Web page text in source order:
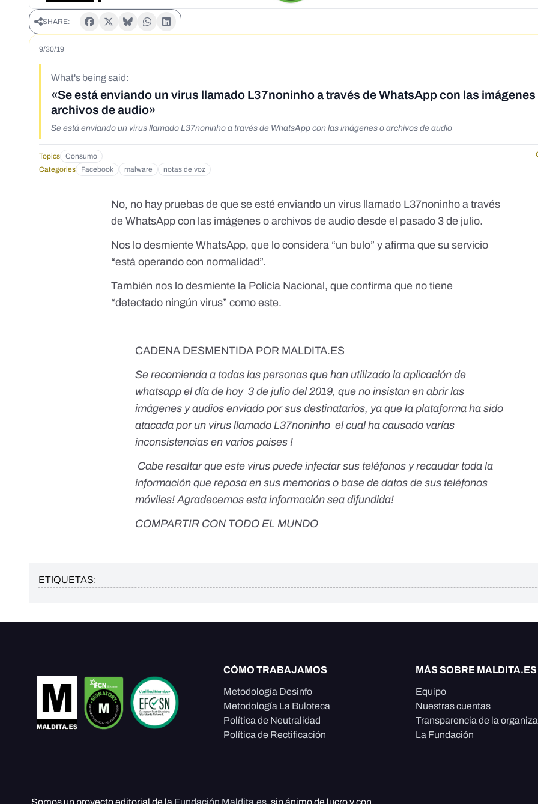
SHARE:
9/30/19
What's being said:
«Se está enviando un virus llamado L37noninho a través de WhatsApp con las imágenes
archivos de audio»
Se está enviando un virus llamado L37noninho a través de WhatsApp con las imágenes o archivos de audio
Topics Consumo
Categories
Facebook malware notas de voz
No, no hay pruebas de que se esté enviando un virus llamado L37noninho a través
de WhatsApp con las imágenes o archivos de audio desde el pasado 3 de julio.
Nos lo desmiente WhatsApp, que lo considera “un bulo” y afirma que su servicio
“está operando con normalidad”.
También nos lo desmiente la Policía Nacional, que confirma que no tiene
“detectado ningún virus” como este.
CADENA DESMENTIDA POR MALDITA.ES
Se recomienda a todas las personas que han utilizado la aplicación de
whatsapp el día de hoy 3 de julio del 2019, que no insistan en abrir las
imágenes y audios enviado por sus destinatarios, ya que la plataforma ha sido
atacada por un virus llamado L37noninho el cual ha causado varías
inconsistencias en varios paises !
Cabe resaltar que este virus puede infectar sus teléfonos y recaudar toda la
información que reposa en sus memorias o base de datos de sus teléfonos
móviles! Agradecemos esta información sea difundida!
COMPARTIR CON TODO EL MUNDO
ETIQUETAS:
CÓMO TRABAJAMOS
Metodología Desinfo
Metodología La Buloteca
Política de Neutralidad
Política de Rectificación
MÁS SOBRE MALDITA.ES
Equipo
Nuestras cuentas
Transparencia de la
La Fundación
Somos un proyecto editorial de la Fundación Maldita.es , sin ánimo de lucro y con